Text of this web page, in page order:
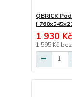
QBRICK
|
1 930 Kč
1 595 Kč